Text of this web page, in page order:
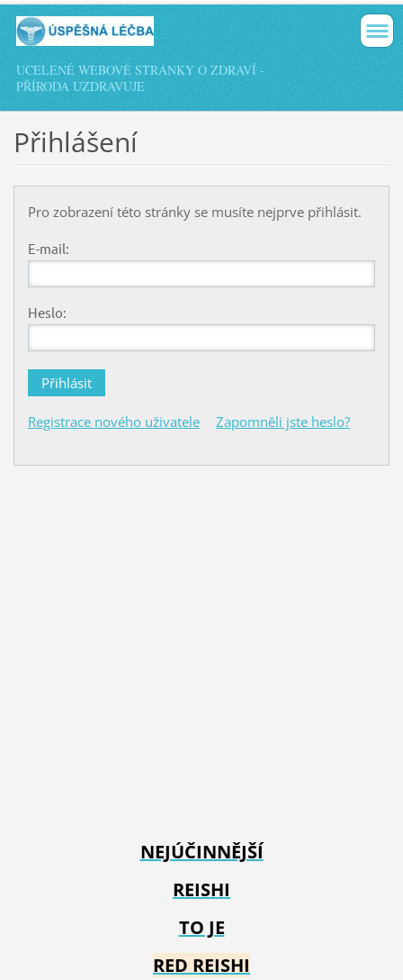
UCELENÉ WEBOVÉ STRÁNKY O ZDRAVÍ -
PŘÍRODA UZDRAVUJE
Přihlášení
Pro zobrazení této stránky se musíte nejprve přihlásit.
E-mail:
Heslo:
Registrace nového uživatele Zapomněli jste heslo?
NEJÚČINNĚJŠÍ
REISHI
TO JE
RED REISHI